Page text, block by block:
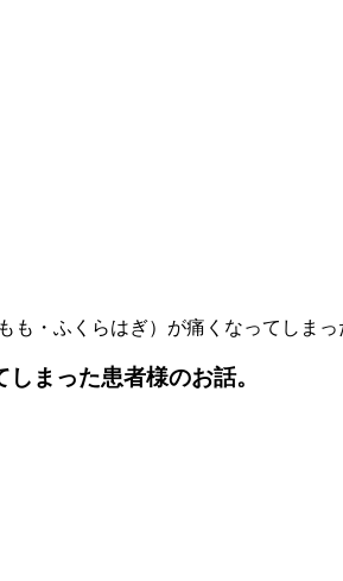
・ふくらはぎ）が痛くなってしまっ
まった患者様のお話。